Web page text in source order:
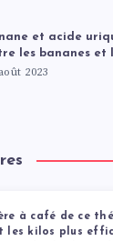
et acide
les bananes et
2023
à café de ce
les kilos plus